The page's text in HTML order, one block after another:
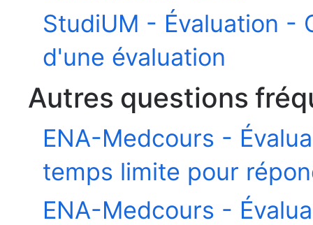
StudiUM - Évaluation -
d'une évaluation
Autres questions
ENA-Medcours -
temps limite pour
ENA-Medcours -